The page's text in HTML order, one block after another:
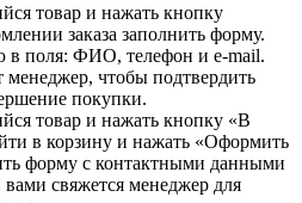
товар и нажать кнопку
заказа заполнить форму.
в поля: ФИО, телефон и e-mail.
менеджер, чтобы подтвердить
покупки.
товар и нажать кнопку «В
в корзину и нажать «Оформить
форму с контактными данными
вами свяжется менеджер для